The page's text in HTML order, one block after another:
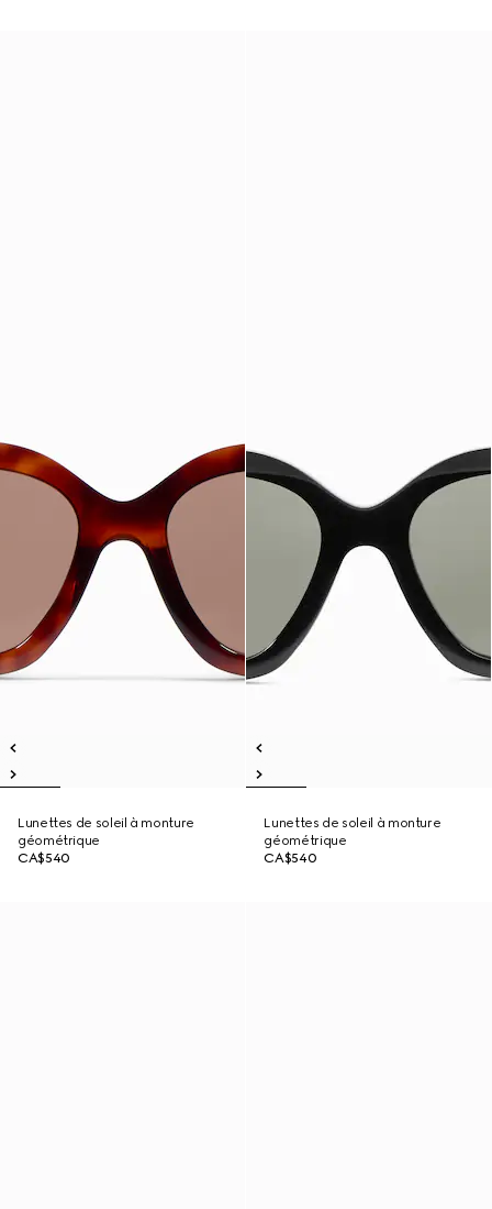
Lunettes de soleil à monture
géométrique
CA$540
Lunettes de soleil à monture
géométrique
CA$540